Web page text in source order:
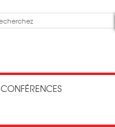
CONFÉRENCES